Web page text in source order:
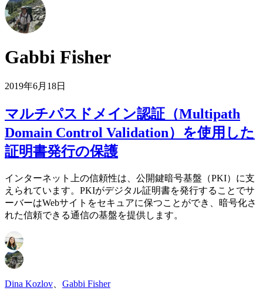
Gabbi Fisher
2019年6月18日
マルチパスドメイン認証（Multipath
Domain Control Validation）を使用した
証明書発行の保護
インターネット上の信頼性は、公開鍵暗号基盤（PKI）に支
えられています。PKIがデジタル証明書を発行することでサ
ーバーはWebサイトをセキュアに保つことができ、暗号化さ
れた信頼できる通信の基盤を提供します。
Dina Kozlov Gabbi Fisher